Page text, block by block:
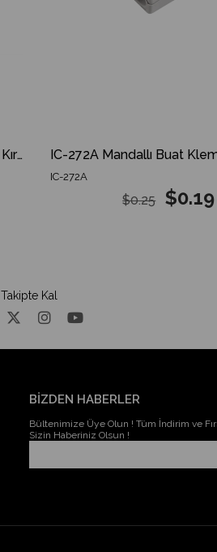
IC-240D Born Kelemens Büyük 2Li Kırmızı Siyah
IC-272A
$0.19
$0.25
Takipte Kal
BİZDEN HABERLER
Bültenimize Üye Olun ! Tüm İndirim ve
Sizin Haberiniz Olsun !